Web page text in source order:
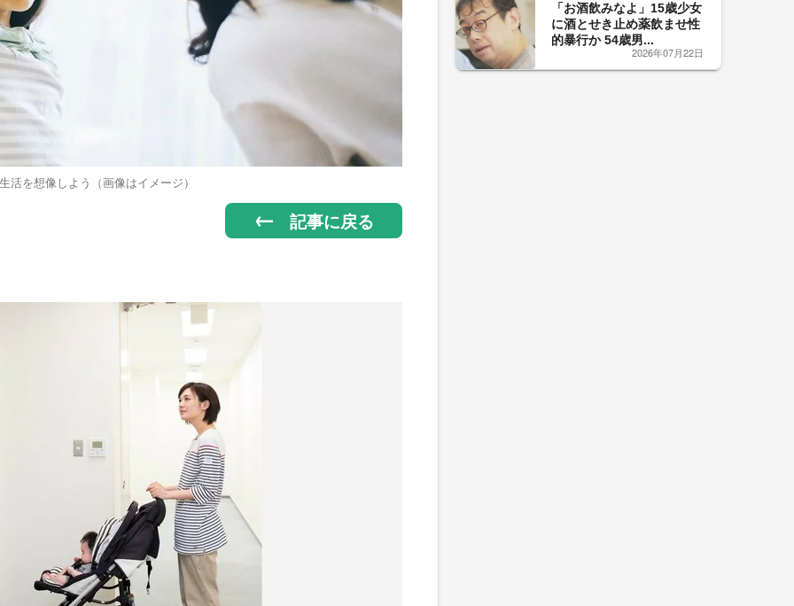
活を想像しよう（画像はイメージ）
記事に戻る
「お酒飲みなよ」15歳少女
に酒とせき止め薬飲ませ性
的暴行か 54歳男...
2026年07月22日